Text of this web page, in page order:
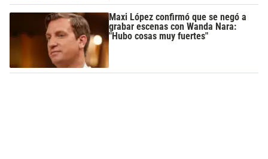
Maxi López confirmó que se negó a
grabar escenas con Wanda Nara:
"Hubo cosas muy fuertes"